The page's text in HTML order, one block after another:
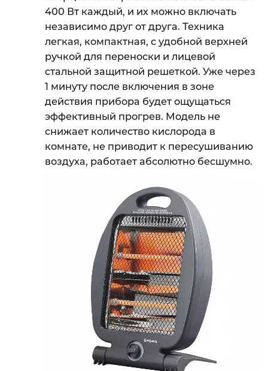
400 Вт каждый, и их можно включать
независимо друг от друга. Техника
легкая, компактная, с удобной верхней
ручкой для переноски и лицевой
стальной защитной решеткой. Уже через
1 минуту после включения в зоне
действия прибора будет ощущаться
эффективный прогрев. Модель не
снижает количество кислорода в
комнате, не приводит к пересушиванию
воздуха, работает абсолютно бесшумно.